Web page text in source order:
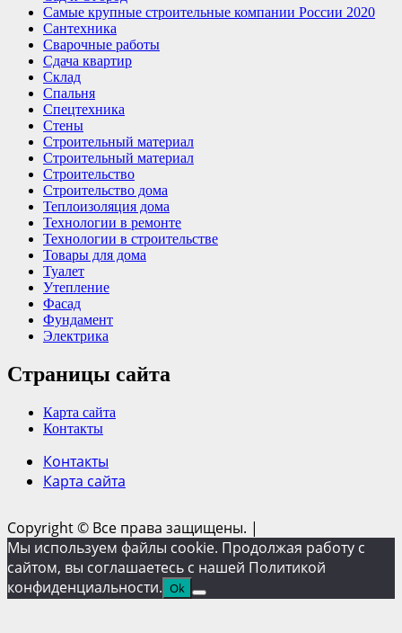
Самые крупные строительные компании России 2020
Сантехника
Сварочные работы
Сдача квартир
Склад
Спальня
Спецтехника
Стены
Строительный материал
Строительный материал
Строительство
Строительство дома
Теплоизоляция дома
Технологии в ремонте
Технологии в строительстве
Товары для дома
Туалет
Утепление
Фасад
Фундамент
Электрика
Страницы сайта
Карта сайта
Контакты
Контакты
Карта сайта
Copyright © Все права защищены. |
Мы используем файлы cookie. Продолжая работу с
сайтом, вы соглашаетесь с нашей Политикой
конфиденциальности. Ok